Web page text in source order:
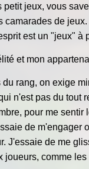
jeux, vous
camarades de
est un "jeux" à
et mon
rang, on exige
n'est pas du
pour me
de
J'essaie de me
joueurs, comme